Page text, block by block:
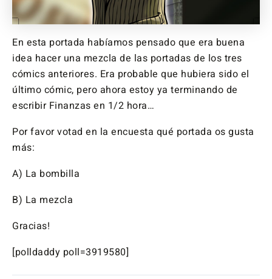
En esta portada habíamos pensado que era buena
idea hacer una mezcla de las portadas de los tres
cómics anteriores. Era probable que hubiera sido el
último cómic, pero ahora estoy ya terminando de
escribir Finanzas en 1/2 hora…
Por favor votad en la encuesta qué portada os gusta
más:
A) La bombilla
B) La mezcla
Gracias!
[polldaddy poll=3919580]